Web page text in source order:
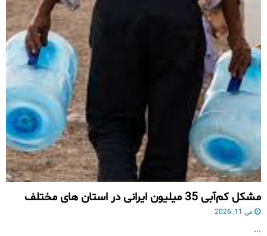
مشکل کم‌آبی 35 میلیون ایرانی در استان های مختلف
می 11, 2026
...